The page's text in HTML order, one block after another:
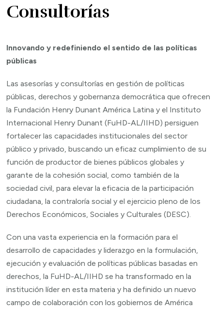
Consultorías
Innovando y redefiniendo el sentido de las políticas
públicas
Las asesorías y consultorías en gestión de políticas
públicas, derechos y gobernanza democrática que ofrecen
la Fundación Henry Dunant América Latina y el Instituto
Internacional Henry Dunant (FuHD-AL/IIHD) persiguen
fortalecer las capacidades institucionales del sector
público y privado, buscando un eficaz cumplimiento de su
función de productor de bienes públicos globales y
garante de la cohesión social, como también de la
sociedad civil, para elevar la eficacia de la participación
ciudadana, la contraloría social y el ejercicio pleno de los
Derechos Económicos, Sociales y Culturales (DESC).
Con una vasta experiencia en la formación para el
desarrollo de capacidades y liderazgo en la formulación,
ejecución y evaluación de políticas públicas basadas en
derechos, la FuHD-AL/IIHD se ha transformado en la
institución líder en esta materia y ha definido un nuevo
campo de colaboración con los gobiernos de América